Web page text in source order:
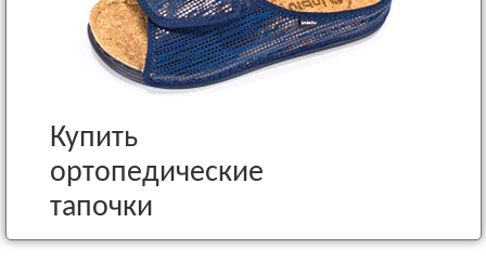
Купить
ортопедические
тапочки